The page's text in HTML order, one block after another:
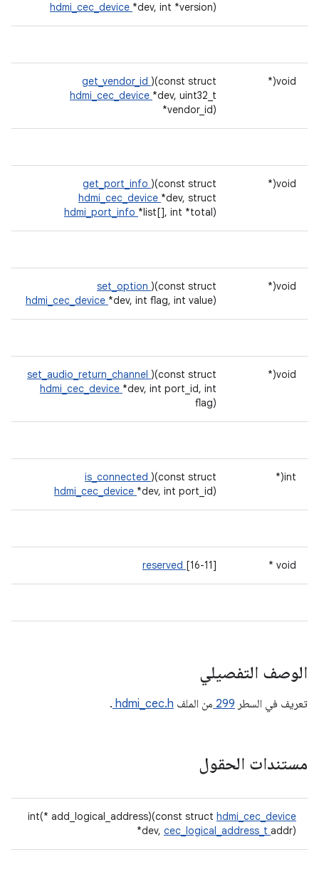
hdmi_cec_device *dev, int *version)
void(*
get_vendor_id )(const struct
hdmi_cec_device *dev, uint32_t
*vendor_id)
void(*
get_port_info )(const struct
hdmi_cec_device *dev, struct
hdmi_port_info *list[], int *total)
void(*
set_option )(const struct
hdmi_cec_device *dev, int flag, int value)
void(*
set_audio_return_channel )(const struct
hdmi_cec_device *dev, int port_id, int
flag)
int(*
is_connected )(const struct
hdmi_cec_device *dev, int port_id)
void *
reserved [16-11]
الوصف التفصيلي
تعريف في السطر 299 من الملف hdmi_cec.h
.
مستندات الحقول
int(* add_logical_address)(const struct hdmi_cec_device
*dev, cec_logical_address_t addr)